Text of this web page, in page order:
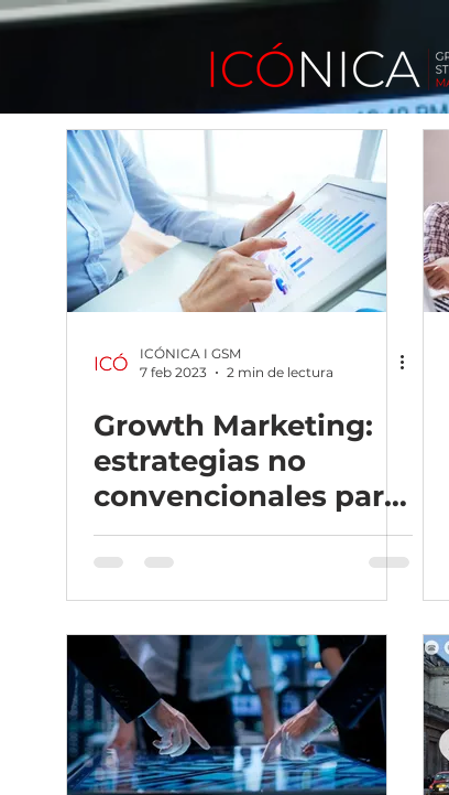
ICÓNICA I GSM
7 feb 2023
2 min de lectura
Growth Marketing:
estrategias no
convencionales para
impulsar el
crecimiento.